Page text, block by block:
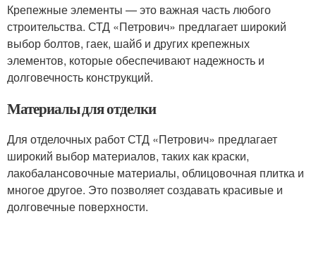
Крепежные элементы — это важная часть любого
строительства. СТД «Петрович» предлагает широкий
выбор болтов, гаек, шайб и других крепежных
элементов, которые обеспечивают надежность и
долговечность конструкций.
Материалы для отделки
Для отделочных работ СТД «Петрович» предлагает
широкий выбор материалов, таких как краски,
лакобалансовочные материалы, облицовочная плитка и
многое другое. Это позволяет создавать красивые и
долговечные поверхности.